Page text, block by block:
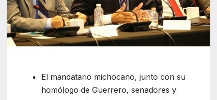
El mandatario michocano, junto con su
homólogo de Guerrero, senadores y